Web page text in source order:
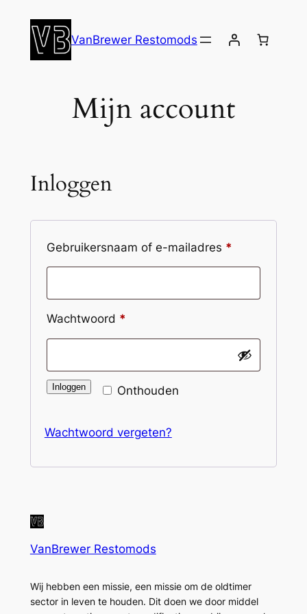
VanBrewer Restomods
Mijn account
Inloggen
Gebruikersnaam of e-mailadres *
Wachtwoord *
Onthouden
Inloggen
Wachtwoord vergeten?
VanBrewer Restomods
Wij hebben een missie, een missie om de oldtimer
sector in leven te houden. Dit doen we door middel